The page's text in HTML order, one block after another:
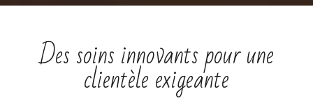
Des soins innovants pour une
clientèle exigeante